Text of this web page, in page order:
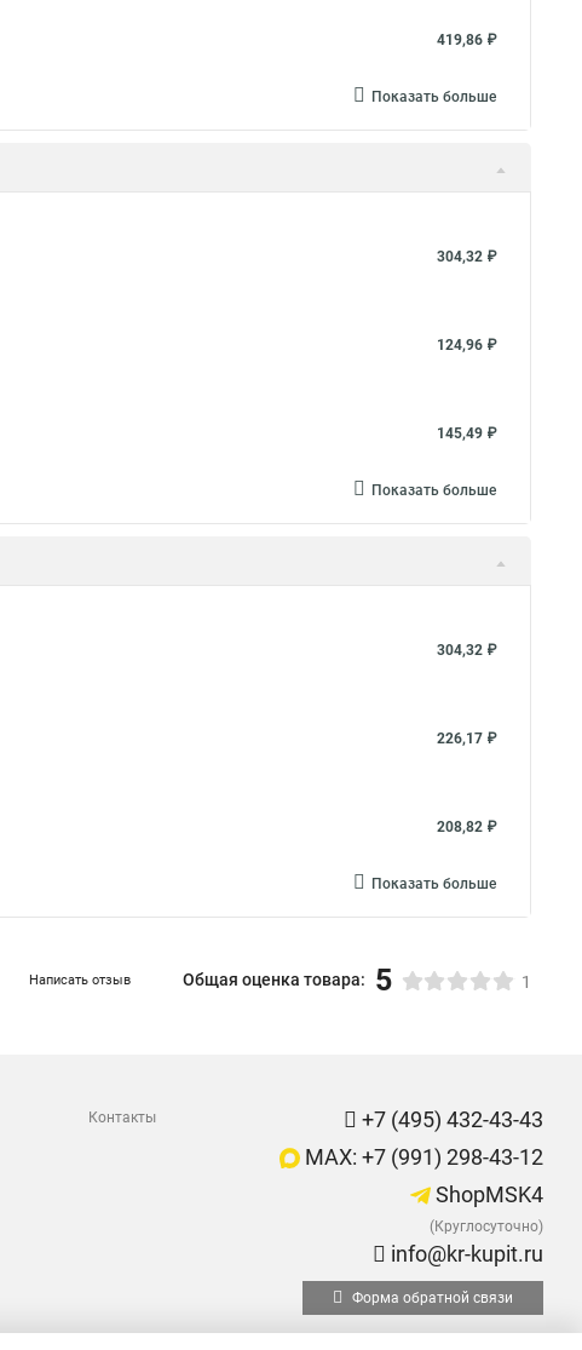
419,86 ₽
Показать больше
304,32 ₽
124,96 ₽
145,49 ₽
Показать больше
304,32 ₽
226,17 ₽
208,82 ₽
Показать больше
Написать отзыв Общая оценка товара: 5 1
Контакты
+7 (495) 432-43-43
MAX: +7 (991) 298-43-12
ShopMSK4
(Круглосуточно)
info@kr-kupit.ru
Форма обратной связи